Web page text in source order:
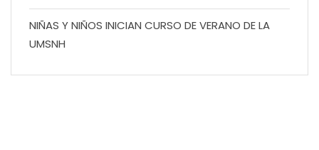
NIÑAS Y NIÑOS INICIAN CURSO DE VERANO DE LA
UMSNH